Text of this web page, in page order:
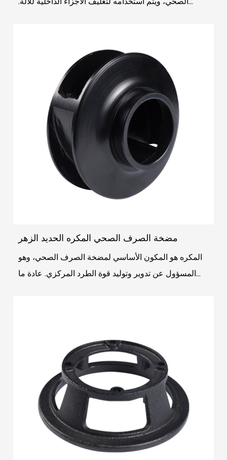
مضخة الصرف الصحي المكره الحديد الزهر
المكره هو المكون الأساسي لمضخة الصرف الصحي، وهو
المسؤول عن تدوير وتوليد قوة الطرد المركزي. عادة ما